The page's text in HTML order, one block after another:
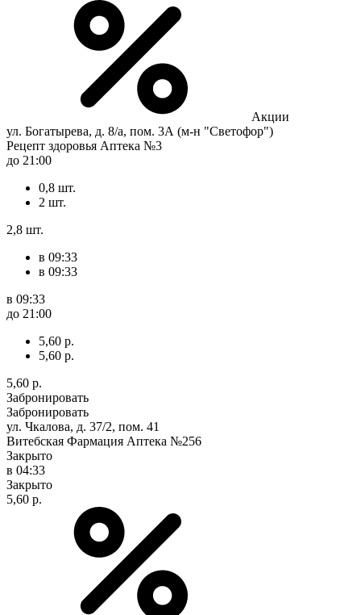
Акции
ул. Богатырева, д. 8/а, пом. 3А (м-н "Светофор")
Рецепт здоровья Аптека №3
до 21:00
0,8 шт.
2 шт.
2,8 шт.
в 09:33
в 09:33
в 09:33
до 21:00
5,60 р.
5,60 р.
5,60 р.
Забронировать
Забронировать
ул. Чкалова, д. 37/2, пом. 41
Витебская Фармация Аптека №256
Закрыто
в 04:33
Закрыто
5,60 р.